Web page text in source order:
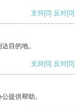
支持[0] 反对[0]
目的地。
支持[0] 反对[0]
提供帮助。